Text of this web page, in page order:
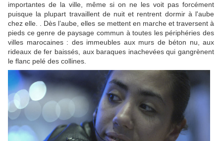
importantes de la ville, même si on ne les voit pas forcément
puisque la plupart travaillent de nuit et rentrent dormir à l'aube
chez elle. . Dès l’aube, elles se mettent en marche et traversent à
pieds ce genre de paysage commun à toutes les périphéries des
villes marocaines : des immeubles aux murs de béton nu, aux
rideaux de fer baissés, aux baraques inachevées qui gangrènent
le flanc pelé des collines.